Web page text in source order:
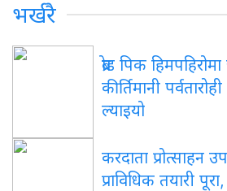
भर्खरै
ब्रोड पिक
कीर्तिमानी
ल्याइयो
करदाता प्रोत्साहन
प्राविधिक तयारी